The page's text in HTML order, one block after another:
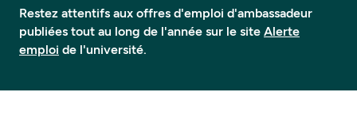
Restez attentifs aux offres d'emploi d'ambassadeur
publiées tout au long de l'année sur le site Alerte
emploi de l'université.